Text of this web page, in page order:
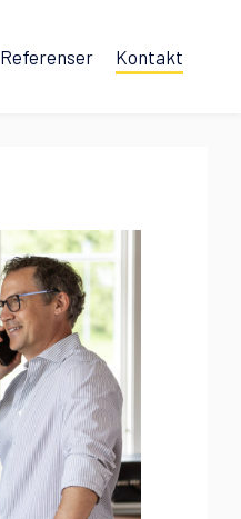
Referenser Kontakt